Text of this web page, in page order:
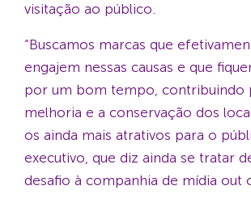
visitação ao público.
“Buscamos marcas que
engajem nessas causas e que
por um bom tempo, contribuindo
melhoria e a conservação dos
os ainda mais atrativos para o
executivo, que diz ainda se tratar
desafio à companhia de mídia out